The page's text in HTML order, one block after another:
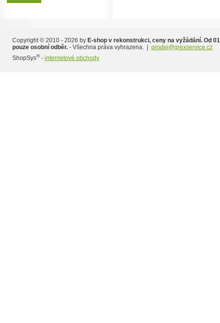
Copyright © 2010 - 2026 by E-shop v rekonstrukci, ceny na vyžádání. Od
pouze osobní odběr. - Všechna práva vyhrazena. | prodej@grexservice.cz
ShopSys®- internetové obchody